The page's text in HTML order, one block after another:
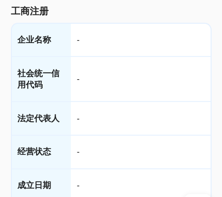
工商注册
企业名称 -
社会统一信
用代码
-
法定代表人 -
经营状态 -
成立日期 -